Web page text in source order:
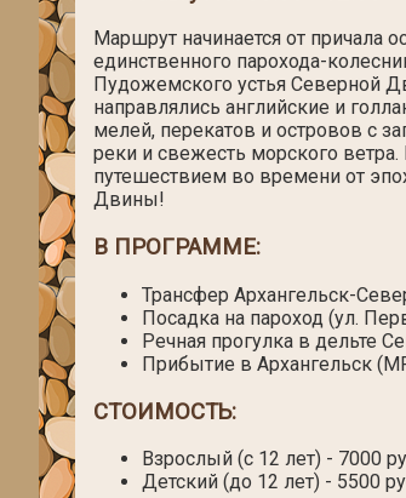
Маршрут начинается от причала
единственного парохода-
Пудожемского устья Северной
направлялись английские и
мелей, перекатов и островов с
реки и свежесть морского
путешествием во времени от
Двины!
В ПРОГРАММЕ:
Трансфер Архангельск-
Посадка на пароход (ул.
Речная прогулка в дельте
Прибытие в Архангельск
СТОИМОСТЬ:
Взрослый (с 12 лет) - 7000
Детский (до 12 лет) - 5500